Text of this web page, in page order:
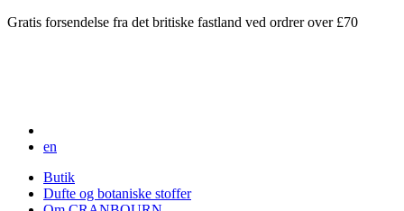
Gratis forsendelse fra det britiske fastland ved ordrer over £70
en
Butik
Dufte og botaniske stoffer